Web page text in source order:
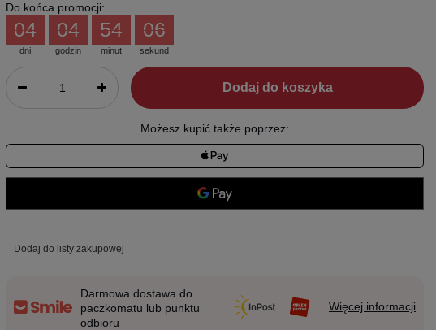
Do końca promocji:
dni
04
godzin
04
minut
54
sekund
05
Dodaj do koszyka
Możesz kupić także poprzez:
Dodaj do listy zakupowej
Darmowa dostawa do
paczkomatu lub punktu
odbioru
Więcej informacji